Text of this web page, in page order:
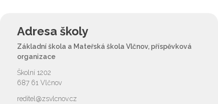
Adresa školy
Základní škola a Mateřská škola Vlčnov, příspěvková
organizace
Školní 1202
687 61 Vlčnov
reditel@zsvlcnov.cz